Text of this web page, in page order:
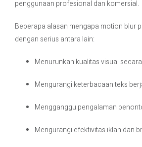
penggunaan profesional dan komersial.
Beberapa alasan mengapa motion blur
dengan serius antara lain:
Menurunkan kualitas visual
Mengurangi keterbacaan teks
Mengganggu pengalaman
Mengurangi efektivitas iklan dan